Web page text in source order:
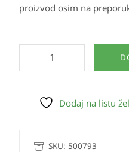
proizvod osim na
Dodaj na listu
SKU: 500793